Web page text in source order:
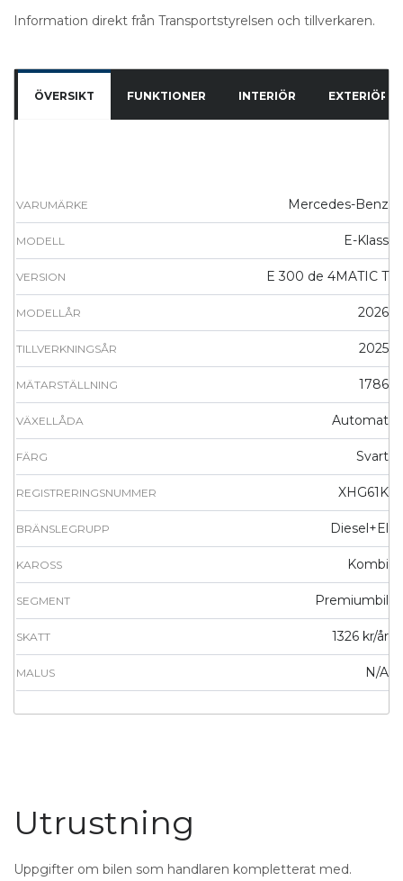
Information direkt från Transportstyrelsen och tillverkaren.
ÖVERSIKT FUNKTIONER INTERIÖR EXTERIÖR
VARUMÄRKE Mercedes-Benz
MODELL E-Klass
VERSION E 300 de 4MATIC T
MODELLÅR 2026
TILLVERKNINGSÅR 2025
MÄTARSTÄLLNING 1786
VÄXELLÅDA Automat
FÄRG Svart
REGISTRERINGSNUMMER XHG61K
BRÄNSLEGRUPP Diesel+El
KAROSS Kombi
SEGMENT Premiumbil
SKATT 1326 kr/år
MALUS N/A
Utrustning
Uppgifter om bilen som handlaren kompletterat med.